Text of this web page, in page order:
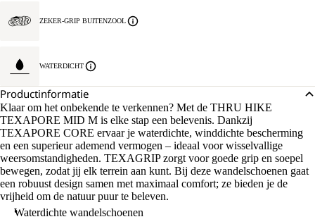
ZEKER-GRIP BUITENZOOL
WATERDICHT
Productinformatie
Klaar om het onbekende te verkennen? Met de THRU HIKE
TEXAPORE MID M is elke stap een belevenis. Dankzij
TEXAPORE CORE ervaar je waterdichte, winddichte bescherming
en een superieur ademend vermogen – ideaal voor wisselvallige
weersomstandigheden. TEXAGRIP zorgt voor goede grip en soepel
bewegen, zodat jij elk terrein aan kunt. Bij deze wandelschoenen gaat
een robuust design samen met maximaal comfort; ze bieden je de
vrijheid om de natuur puur te beleven.
Waterdichte wandelschoenen